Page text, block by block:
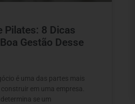
Pilates: 8 Dicas
Gestão Desse
é uma das partes mais
em uma empresa.
se um